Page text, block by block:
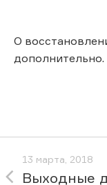
О
дополнительно.
13 марта, 2018
Выходные